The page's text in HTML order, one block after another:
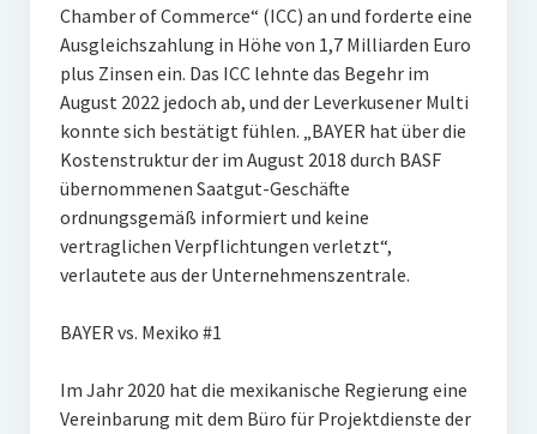
Chamber of Commerce“ (ICC) an und forderte eine
Ausgleichszahlung in Höhe von 1,7 Milliarden Euro
plus Zinsen ein. Das ICC lehnte das Begehr im
August 2022 jedoch ab, und der Leverkusener Multi
konnte sich bestätigt fühlen. „BAYER hat über die
Kostenstruktur der im August 2018 durch BASF
übernommenen Saatgut-Geschäfte
ordnungsgemäß informiert und keine
vertraglichen Verpflichtungen verletzt“,
verlautete aus der Unternehmenszentrale.
BAYER vs. Mexiko #1
Im Jahr 2020 hat die mexikanische Regierung eine
Vereinbarung mit dem Büro für Projektdienste der